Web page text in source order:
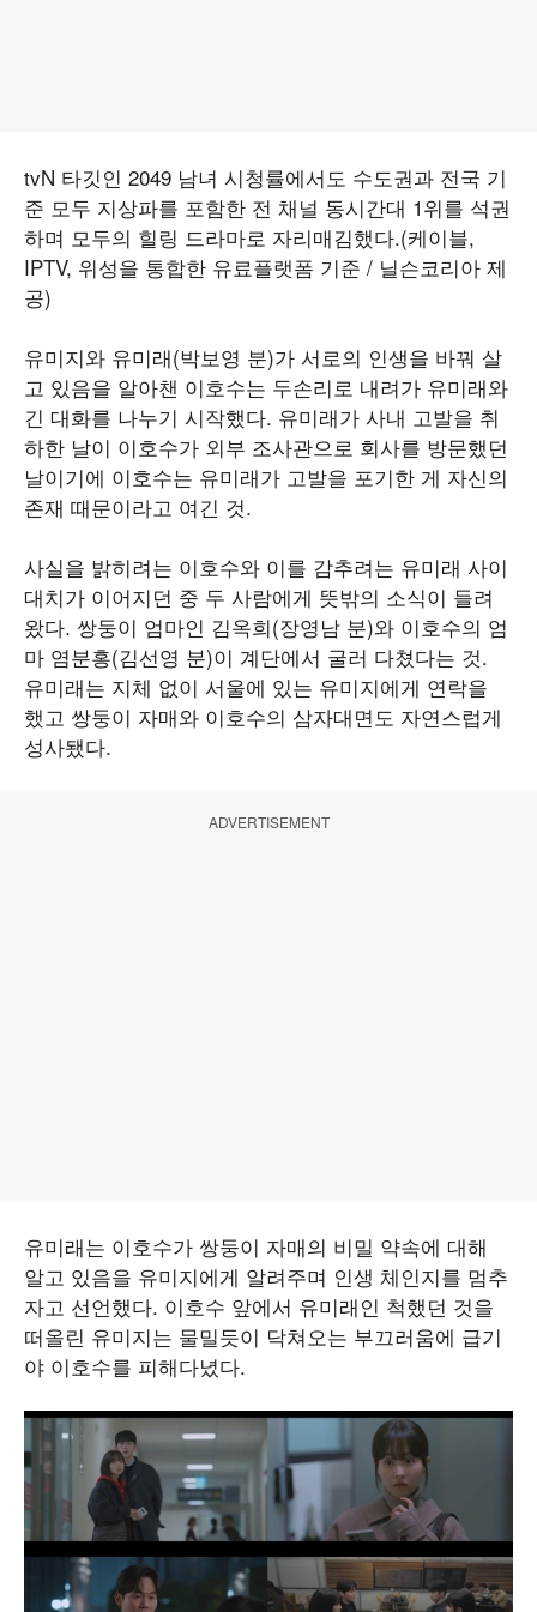
tvN 타깃인 2049 남녀 시청률에서도 수도권과 전국 기
준 모두 지상파를 포함한 전 채널 동시간대 1위를 석권
하며 모두의 힐링 드라마로 자리매김했다.(케이블,
IPTV, 위성을 통합한 유료플랫폼 기준 / 닐슨코리아 제
공)
유미지와 유미래(박보영 분)가 서로의 인생을 바꿔 살
고 있음을 알아챈 이호수는 두손리로 내려가 유미래와
긴 대화를 나누기 시작했다. 유미래가 사내 고발을 취
하한 날이 이호수가 외부 조사관으로 회사를 방문했던
날이기에 이호수는 유미래가 고발을 포기한 게 자신의
존재 때문이라고 여긴 것.
사실을 밝히려는 이호수와 이를 감추려는 유미래 사이
대치가 이어지던 중 두 사람에게 뜻밖의 소식이 들려
왔다. 쌍둥이 엄마인 김옥희(장영남 분)와 이호수의 엄
마 염분홍(김선영 분)이 계단에서 굴러 다쳤다는 것.
유미래는 지체 없이 서울에 있는 유미지에게 연락을
했고 쌍둥이 자매와 이호수의 삼자대면도 자연스럽게
성사됐다.
ADVERTISEMENT
유미래는 이호수가 쌍둥이 자매의 비밀 약속에 대해
알고 있음을 유미지에게 알려주며 인생 체인지를 멈추
자고 선언했다. 이호수 앞에서 유미래인 척했던 것을
떠올린 유미지는 물밀듯이 닥쳐오는 부끄러움에 급기
야 이호수를 피해다녔다.